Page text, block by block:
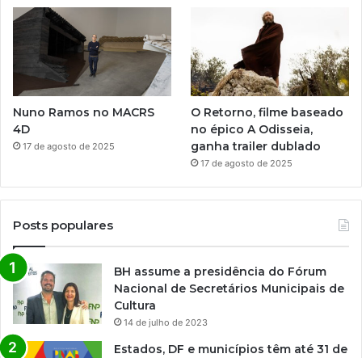
Nuno Ramos no MACRS
4D
17 de agosto de 2025
O Retorno, filme baseado
no épico A Odisseia,
ganha trailer dublado
17 de agosto de 2025
Posts populares
BH assume a presidência do Fórum
Nacional de Secretários Municipais de
Cultura
14 de julho de 2023
Estados, DF e municípios têm até 31 de